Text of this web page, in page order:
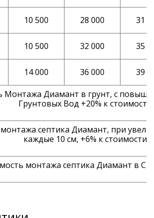
10 500 28 000
31
10 500 32 000
35
14 000 36 000
39
Монтажа Диамант в грунт, с
Грунтовых Вод +20% к стоимости
септика Диамант, при
каждые 10 см, +6% к стоимости
монтажа септика Диамант в